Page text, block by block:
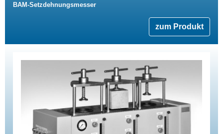
BAM-Setzdehnungsmesser
zum Produkt